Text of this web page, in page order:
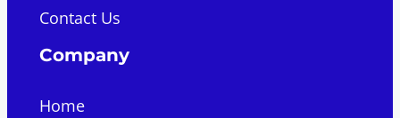
Contact Us
Company
Home